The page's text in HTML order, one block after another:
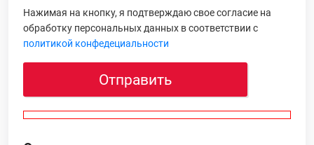
Нажимая на кнопку, я подтверждаю свое согласие на
обработку персональных данных в соответствии с
политикой конфедециальности
Отправить